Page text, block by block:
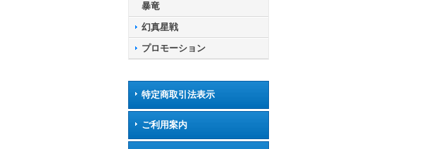
暴竜
幻真星戦
プロモーション
特定商取引法表示
ご利用案内